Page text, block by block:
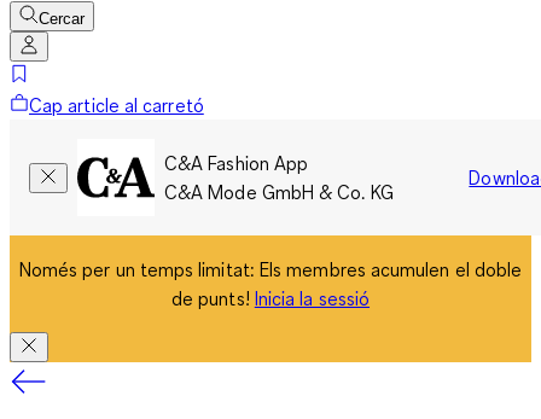
Cercar
Cap article al carretó
C&A Fashion App
C&A Mode GmbH & Co. KG
Només per un temps limitat: Els membres acumulen el doble
de punts! Inicia la sessió